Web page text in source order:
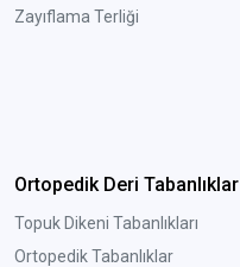
Zayıflama Terliği
Ortopedik Deri Tabanlıklar
Topuk Dikeni Tabanlıkları
Ortopedik Tabanlıklar